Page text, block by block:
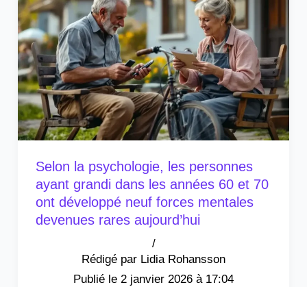
Selon la psychologie, les personnes
ayant grandi dans les années 60 et 70
ont développé neuf forces mentales
devenues rares aujourd’hui
Lidia Rohansson
/
2 janvier 2026 à 17:04